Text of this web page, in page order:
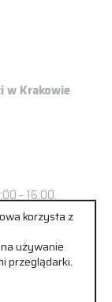
w Krakowie
- 16:00.
korzysta z
używanie
przeglądarki.